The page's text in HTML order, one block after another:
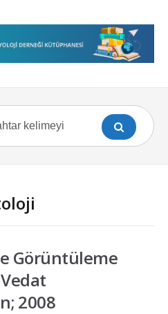
Görüntüleme
2008